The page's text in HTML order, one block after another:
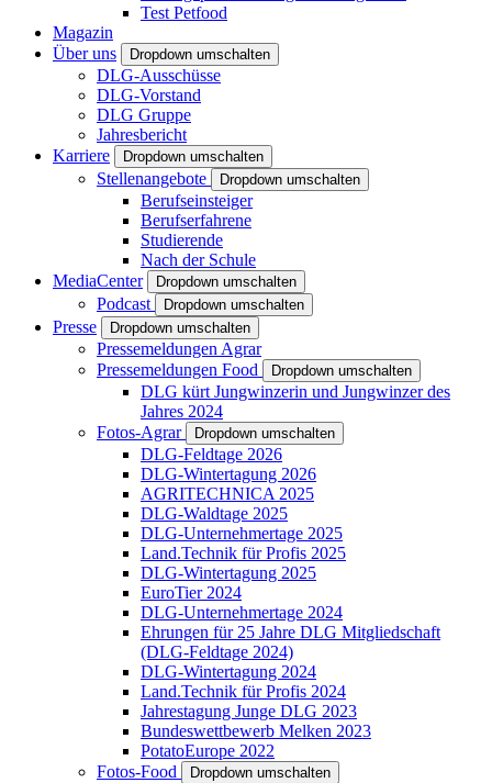
Test Petfood
Magazin
Über uns
Dropdown umschalten
DLG-Ausschüsse
DLG-Vorstand
DLG Gruppe
Jahresbericht
Karriere
Dropdown umschalten
Stellenangebote Dropdown umschalten
Berufseinsteiger
Berufserfahrene
Studierende
Nach der Schule
MediaCenter
Dropdown umschalten
Podcast Dropdown umschalten
Presse Dropdown umschalten
Pressemeldungen Agrar
Pressemeldungen Food
Dropdown umschalten
DLG kürt Jungwinzerin und Jungwinzer des
Jahres 2024
Fotos-Agrar
Dropdown umschalten
DLG-Feldtage 2026
DLG-Wintertagung 2026
AGRITECHNICA 2025
DLG-Waldtage 2025
DLG-Unternehmertage 2025
Land.Technik für Profis 2025
DLG-Wintertagung 2025
EuroTier 2024
DLG-Unternehmertage 2024
Ehrungen für 25 Jahre DLG Mitgliedschaft
(DLG-Feldtage 2024)
DLG-Wintertagung 2024
Land.Technik für Profis 2024
Jahrestagung Junge DLG 2023
Bundeswettbewerb Melken 2023
PotatoEurope 2022
Fotos-Food
Dropdown umschalten